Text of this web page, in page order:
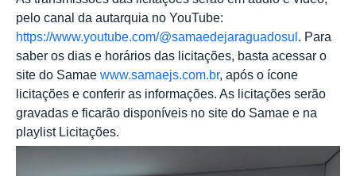
pelo canal da autarquia no YouTube:
https://www.youtube.com/@samaedejaraguadosul . Para
saber os dias e horários das licitações, basta acessar o
site do Samae www.samaejs.com.br, após o ícone
licitações e conferir as informações. As licitações serão
gravadas e ficarão disponíveis no site do Samae e na
playlist Licitações.